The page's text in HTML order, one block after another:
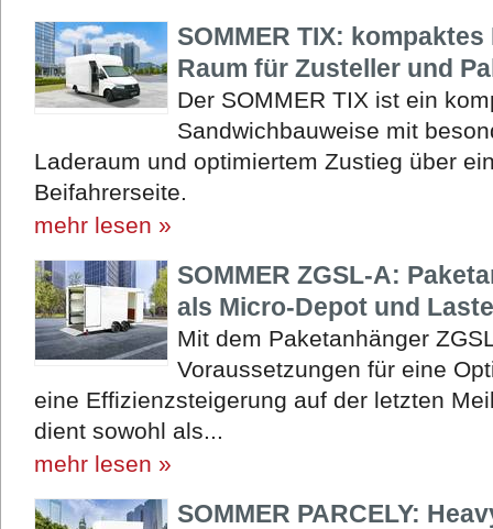
SOMMER TIX:
Raum für Zusteller und
Der SOMMER TIX ist ein
Sandwichbauweise mit
Laderaum und optimiertem Zustieg über
Beifahrerseite.
mehr lesen »
SOMMER ZGSL-A:
als Micro-Depot und
Mit dem Paketanhänger
Voraussetzungen für eine
eine Effizienzsteigerung auf der letzten
dient sowohl als...
mehr lesen »
SOMMER PARCELY: